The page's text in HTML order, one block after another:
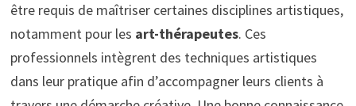
être requis de maîtriser certaines disciplines artistiques,
notamment pour les art-thérapeutes. Ces
professionnels intègrent des techniques artistiques
dans leur pratique afin d’accompagner leurs clients à